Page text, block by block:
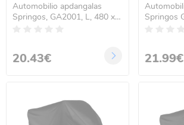
Automobilio apdangalas
Springos, GA2001, L, 480 x
20.43€
Springos
21.99€